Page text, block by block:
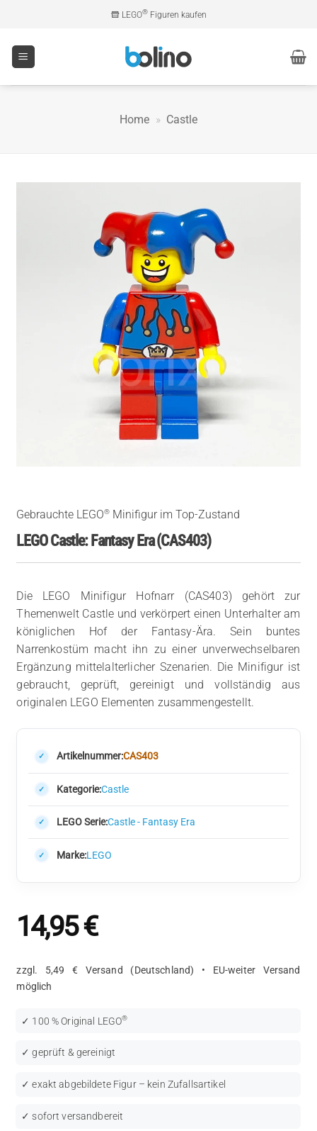
springen
LEGO®Figuren kaufen
Home » Castle
Gebrauchte LEGO® Minifigur im Top-Zustand
LEGO Castle: Fantasy Era (CAS403)
Die LEGO Minifigur Hofnarr (CAS403) gehört zur
Themenwelt Castle und verkörpert einen Unterhalter am
königlichen Hof der Fantasy-Ära. Sein buntes
Narrenkostüm macht ihn zu einer unverwechselbaren
Ergänzung mittelalterlicher Szenarien. Die Minifigur ist
gebraucht, geprüft, gereinigt und vollständig aus
originalen LEGO Elementen zusammengestellt.
Artikelnummer:CAS403
Kategorie:Castle
LEGO Serie:Castle - Fantasy Era
Marke:LEGO
14,95€
zzgl. 5,49 € Versand (Deutschland) • EU-weiter Versand
möglich
✓ 100 % Original LEGO®
✓ geprüft & gereinigt
✓ exakt abgebildete Figur – kein Zufallsartikel
✓ sofort versandbereit